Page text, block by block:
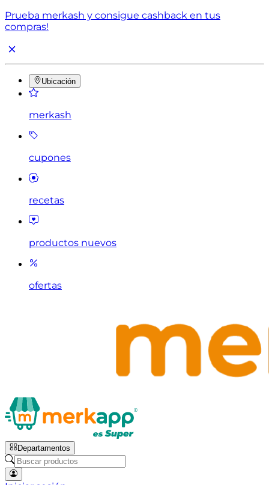
Prueba merkash y consigue cashback en tus
compras!
Ubicación
merkash
cupones
recetas
productos nuevos
ofertas
Departamentos